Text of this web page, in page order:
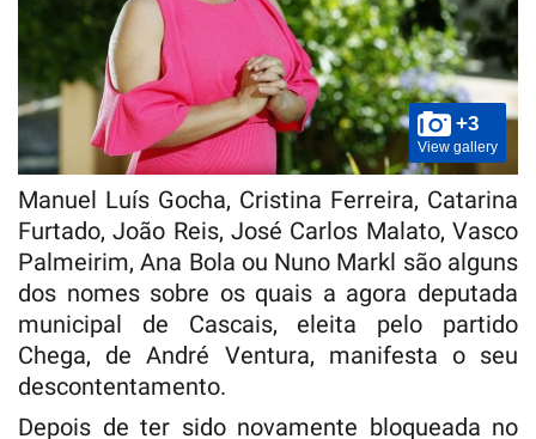
+3
View gallery
Manuel Luís Gocha, Cristina Ferreira, Catarina
Furtado, João Reis, José Carlos Malato, Vasco
Palmeirim, Ana Bola ou Nuno Markl são alguns
dos nomes sobre os quais a agora deputada
municipal de Cascais, eleita pelo partido
Chega, de André Ventura, manifesta o seu
descontentamento.
Depois de ter sido novamente bloqueada no